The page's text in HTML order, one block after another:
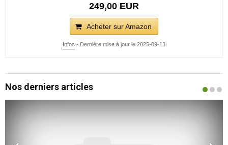
249,00 EUR
Acheter sur Amazon
Infos - Dernière mise à jour le 2025-09-13
Nos derniers articles